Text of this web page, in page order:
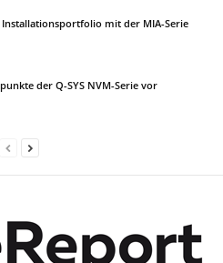
Installationsportfolio mit der MIA-Serie
der Q-SYS NVM-Serie vor